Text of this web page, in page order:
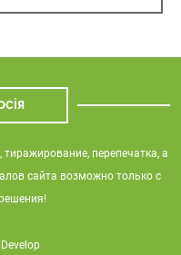
перепечатка, а
сайта возможно только с